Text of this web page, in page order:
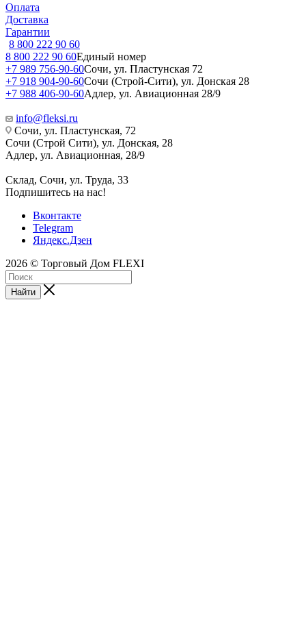
Оплата
Доставка
Гарантии
8 800 222 90 60
8 800 222 90 60Единый номер
+7 989 756-90-60Сочи, ул. Пластунская 72
+7 918 904-90-60Сочи (Строй-Сити), ул. Донская 28
+7 988 406-90-60Адлер, ул. Авиационная 28/9
info@fleksi.ru
Сочи, ул. Пластунская, 72
Сочи (Строй Сити), ул. Донская, 28
Адлер, ул. Авиационная, 28/9
Склад, Сочи, ул. Труда, 33
Подпишитесь на нас!
Вконтакте
Telegram
Яндекс.Дзен
2026 © Торговый Дом FLEXI
Найти